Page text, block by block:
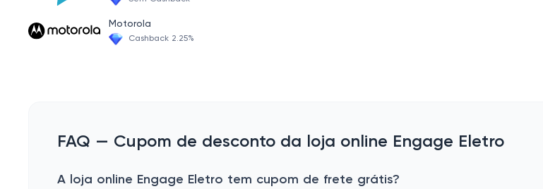
Motorola
Cashback 2.25%
FAQ — Cupom de desconto da loja online Engage Eletro
A loja online Engage Eletro tem cupom de frete grátis?